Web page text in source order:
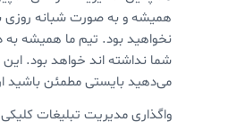
همیشه و به صورت شبانه روزی
نخواهید بود. تیم ما همیشه به
شما نداشته اند خواهد بود. این
می‌دهید بایستی مطمئن باشید
واگذاری مدیریت تبلیغات